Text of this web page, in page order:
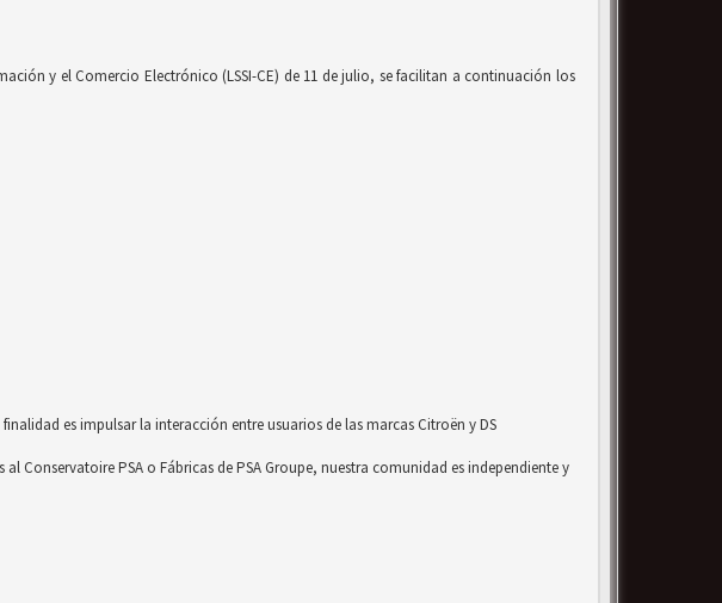
y el Comercio Electrónico (LSSI-CE) de 11 de julio, se facilitan a continuación los
es impulsar la interacción entre usuarios de las marcas Citroën y DS
Conservatoire PSA o Fábricas de PSA Groupe, nuestra comunidad es independiente y